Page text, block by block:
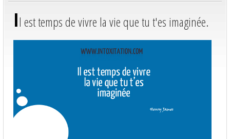
Il est temps de vivre la vie que tu t'es imaginée.